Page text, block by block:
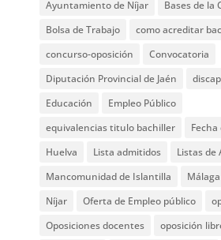
Ayuntamiento de Níjar
Bases de la
Bolsa de Trabajo
como acreditar
concurso-oposición
Convocatoria
Diputación Provincial de Jaén
Educación
Empleo Público
equivalencias titulo bachiller
Fecha
Huelva
Lista admitidos
Listas de
Mancomunidad de Islantilla
Málaga
Níjar
Oferta de Empleo público
Oposiciones docentes
oposición